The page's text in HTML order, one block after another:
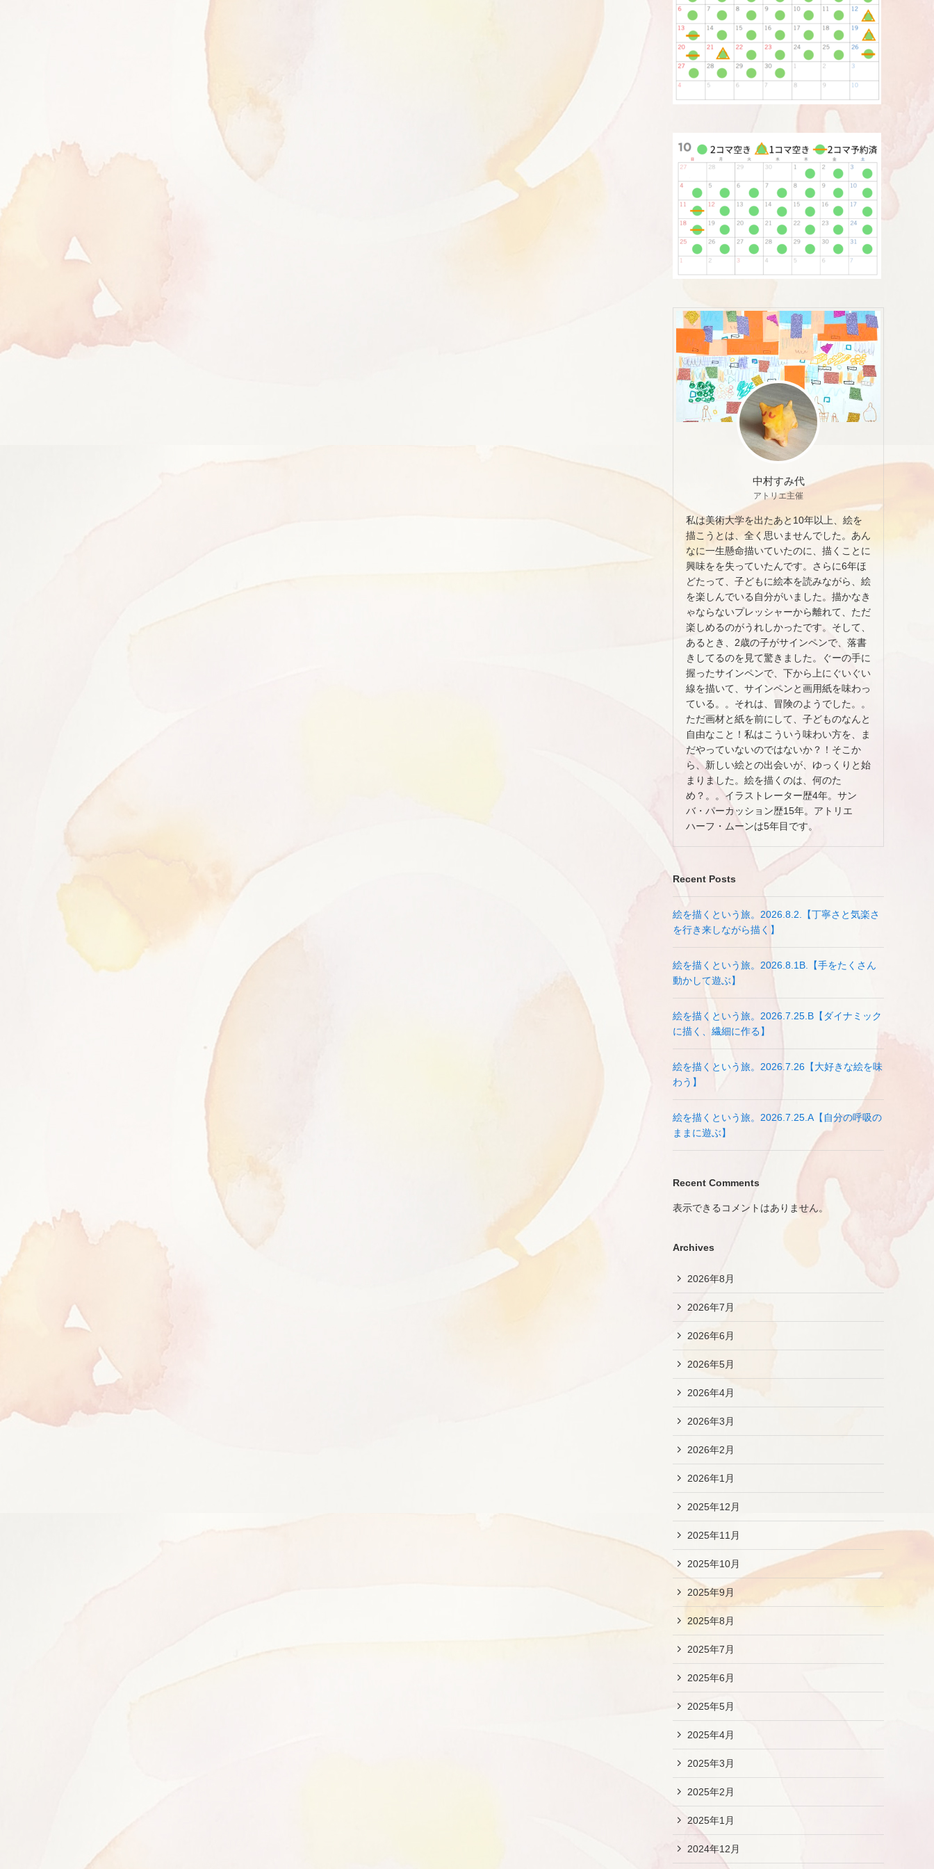
中村すみ代
アトリエ主催
私は美術大学を出たあと10年以上、絵を
描こうとは、全く思いませんでした。あん
なに一生懸命描いていたのに、描くことに
興味をを失っていたんです。さらに6年ほ
どたって、子どもに絵本を読みながら、絵
を楽しんでいる自分がいました。描かなき
ゃならないプレッシャーから離れて、ただ
楽しめるのがうれしかったです。そして、
あるとき、2歳の子がサインペンで、落書
きしてるのを見て驚きました。ぐーの手に
握ったサインペンで、下から上にぐいぐい
線を描いて、サインペンと画用紙を味わっ
ている。。それは、冒険のようでした。。
ただ画材と紙を前にして、子どものなんと
自由なこと！私はこういう味わい方を、ま
だやっていないのではないか？！そこか
ら、新しい絵との出会いが、ゆっくりと始
まりました。絵を描くのは、何のた
め？。。イラストレーター歴4年。サン
バ・パーカッション歴15年。アトリエ
ハーフ・ムーンは5年目です。
Recent Posts
絵を描くという旅。2026.8.2.【丁寧さと気楽さ
を行き来しながら描く】
絵を描くという旅。2026.8.1B.【手をたくさん
動かして遊ぶ】
絵を描くという旅。2026.7.25.B【ダイナミック
に描く、繊細に作る】
絵を描くという旅。2026.7.26【大好きな絵を味
わう】
絵を描くという旅。2026.7.25.A【自分の呼吸の
ままに遊ぶ】
Recent Comments
表示できるコメントはありません。
Archives
2026年8月
2026年7月
2026年6月
2026年5月
2026年4月
2026年3月
2026年2月
2026年1月
2025年12月
2025年11月
2025年10月
2025年9月
2025年8月
2025年7月
2025年6月
2025年5月
2025年4月
2025年3月
2025年2月
2025年1月
2024年12月